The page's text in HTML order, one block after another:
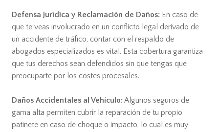
Defensa Jurídica y Reclamación de Daños:En caso de
que te veas involucrado en un conflicto legal derivado de
un accidente de tráfico, contar con el respaldo de
abogados especializados es vital. Esta cobertura garantiza
que tus derechos sean defendidos sin que tengas que
preocuparte por los costes procesales.
Daños Accidentales al Vehículo:Algunos seguros de
gama alta permiten cubrir la reparación de tu propio
patinete en caso de choque o impacto, lo cual es muy